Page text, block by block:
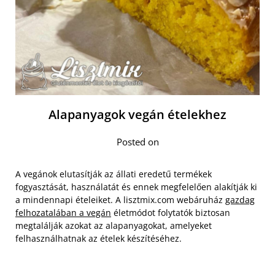
Alapanyagok vegán ételekhez
Posted on
A vegánok elutasítják az állati eredetű termékek
fogyasztását, használatát és ennek megfelelően alakítják ki
a mindennapi ételeiket. A lisztmix.com webáruház gazdag
felhozatalában a vegán életmódot folytatók biztosan
megtalálják azokat az alapanyagokat, amelyeket
felhasználhatnak az ételek készítéséhez.